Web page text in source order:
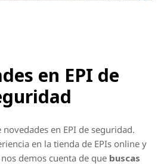
en EPI de
en EPI de seguridad.
en la tienda de EPIs online y
demos cuenta de que buscas